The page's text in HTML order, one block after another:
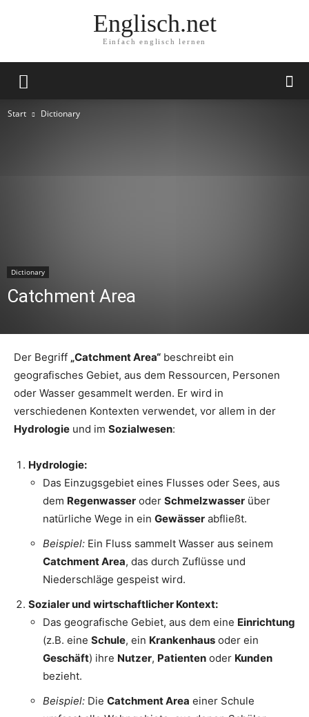
Englisch.net
Einfach englisch lernen
Start Dictionary
Dictionary
Catchment Area
Der Begriff „Catchment Area“ beschreibt ein
geografisches Gebiet, aus dem Ressourcen, Personen
oder Wasser gesammelt werden. Er wird in
verschiedenen Kontexten verwendet, vor allem in der
Hydrologie und im Sozialwesen:
Hydrologie:
Das Einzugsgebiet eines Flusses oder Sees, aus
dem Regenwasser oder Schmelzwasser über
natürliche Wege in ein Gewässer abfließt.
Beispiel: Ein Fluss sammelt Wasser aus seinem
Catchment Area, das durch Zuflüsse und
Niederschläge gespeist wird.
Sozialer und wirtschaftlicher Kontext:
Das geografische Gebiet, aus dem eine Einrichtung
(z.B. eine Schule, ein Krankenhaus oder ein
Geschäft) ihre Nutzer, Patienten oder Kunden
bezieht.
Beispiel: Die Catchment Area einer Schule